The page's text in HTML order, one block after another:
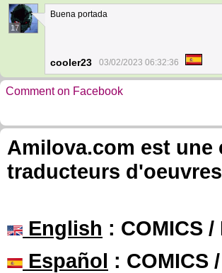
17
Buena portada
cooler23 03/02/2023 06:32:36
Comment on Facebook
Amilova.com est
traducteurs
English : COMICS /
Español : COMICS